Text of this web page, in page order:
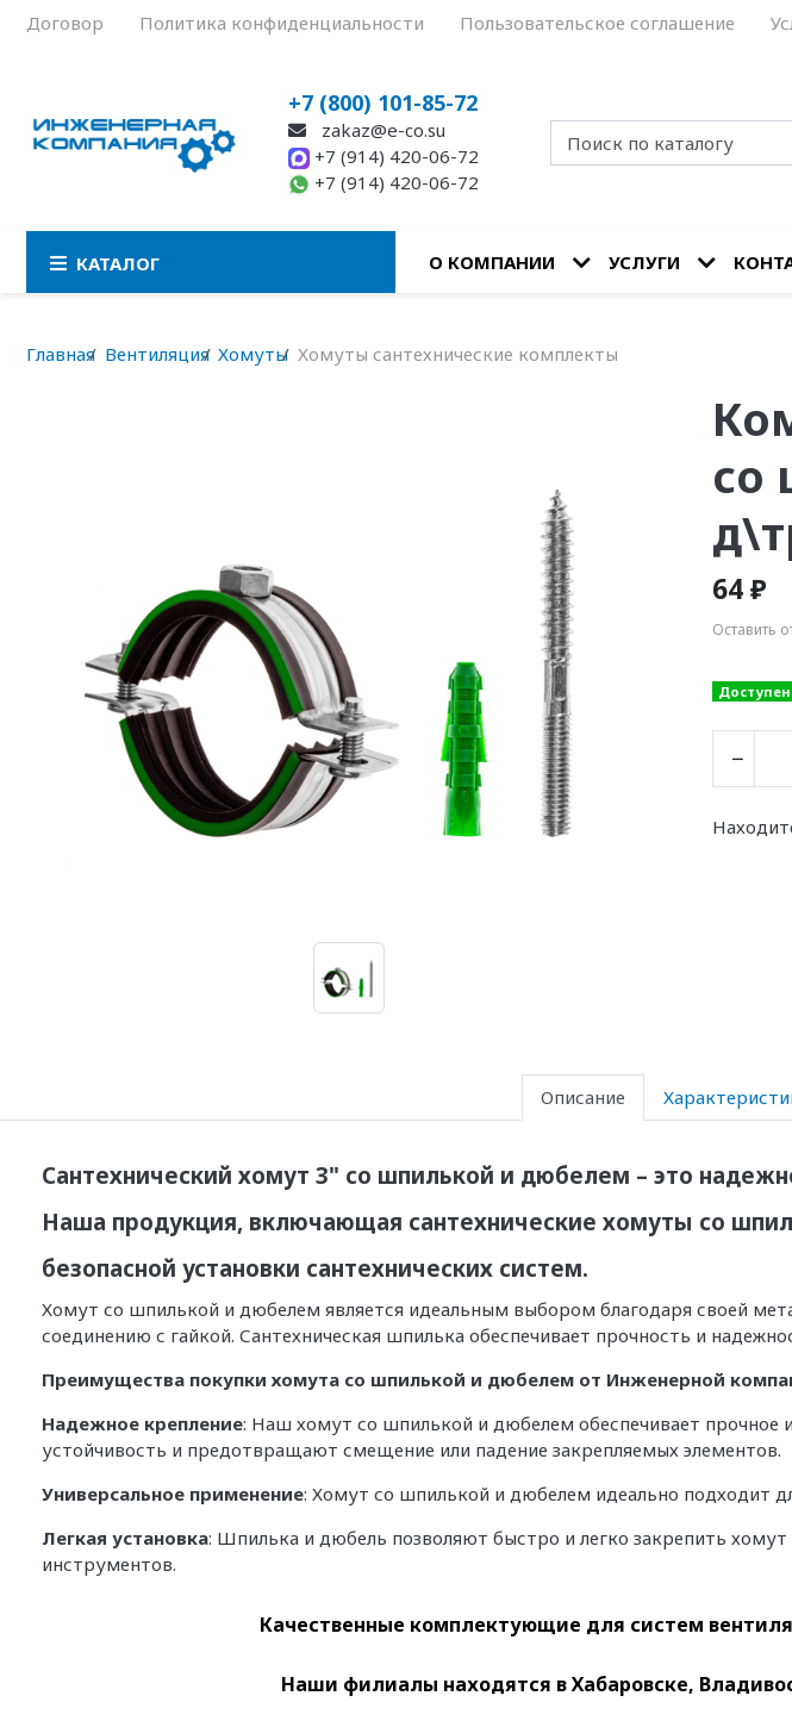
Договор Политика конфиденциальности Пользовательское соглашение
+7 (800) 101-85-72
zakaz@e-co.su
+7 (914) 420-06-72
+7 (914) 420-06-72
КАТАЛОГ О КОМПАНИИ УСЛУГИ
Главная Вентиляция Хомуты Хомуты сантехнические комплекты
со
64 ₽
Оставить
−
Описание
Сантехнический хомут 3" со шпилькой и дюбелем – это
Наша продукция, включающая сантехнические хомуты со
безопасной установки сантехнических систем.
Хомут со шпилькой и дюбелем является идеальным выбором благодаря своей
соединению с гайкой. Сантехническая шпилька обеспечивает прочность и
Преимущества покупки хомута со шпилькой и дюбелем от Инженерной
Надежное крепление: Наш хомут со шпилькой и дюбелем обеспечивает
устойчивость и предотвращают смещение или падение закрепляемых элементов.
Универсальное применение: Хомут со шпилькой и дюбелем идеально подходит
Легкая установка: Шпилька и дюбель позволяют быстро и легко закрепить
инструментов.
Качественные комплектующие для систем
Наши филиалы находятся в Хабаровске,